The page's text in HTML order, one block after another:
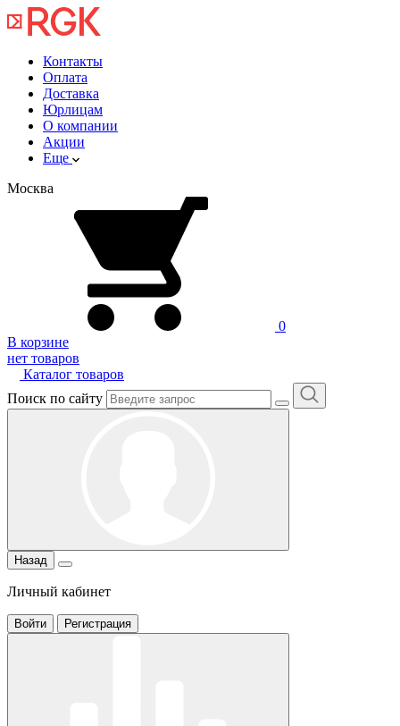
Контакты
Оплата
Доставка
Юрлицам
О компании
Акции
Еще
Москва
0
В корзине
нет товаров
Каталог товаров
Поиск по сайту
Назад
Личный кабинет
Войти Регистрация